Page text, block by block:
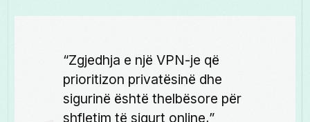
“Zgjedhja e një VPN-je që
prioritizon privatësinë dhe
sigurinë është thelbësore për
shfletim të sigurt online,”